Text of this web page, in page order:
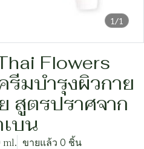
1/1
Flowers
รีมบำรุงผิวกาย
สูตรปราศจาก
บน
ml. ขายแล้ว 0 ชิ้น